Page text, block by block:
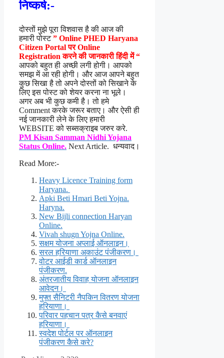
निष्कर्ष:-
दोस्तों मुझे पूरा विशवास है की आज की
हमारी पोस्ट” Online PHED Haryana
Citizen Portal पर Online
Registration करने की जानकारी हिंदी में“
आपको बहुत ही अच्छी लगी होगी। आपको
समझ में आ रही होगी। और आज आपने बहुत
कुछ सिखा है तो अपने दोस्तों को सिखाने के
लिए इस पोस्ट को शेयर करना ना भूले।
अगर अब भी कुछ कमी है। तो हमे
Comment करके जरूर बताए। और ऐसी ही
नई जानकारी लेने के लिए हमारी
WEBSITE को सब्सक्राइब जरुर करे.
PM Kisan Samman Nidhi Yojana
Status Online. Next Article. धन्यवाद।
Read More:-
Heavy Licence Training form
Haryana.
Apki Beti Hmari Beti Yojna.
Haryna.
New Bijli connection Haryan
Online.
Vivah shugn Yojna Online.
सक्षम योजना अप्लाई ऑनलाइन।
सरल हरियाणा अकाउंट पंजीकरण।
वोटर आईडी कार्ड ऑनलाइन
पंजीकरण.
अंतरजातीय विवाह योजना ऑनलाइन
आवेदन।
मुफ्त सैनिटरी नैपकिन वितरण योजना
हरियाणा।
परिवार पहचान पत्र कैसे बनवाएं
हरियाणा।
स्वदेश पोर्टल पर ऑनलाइन
पंजीकरण कैसे करे?